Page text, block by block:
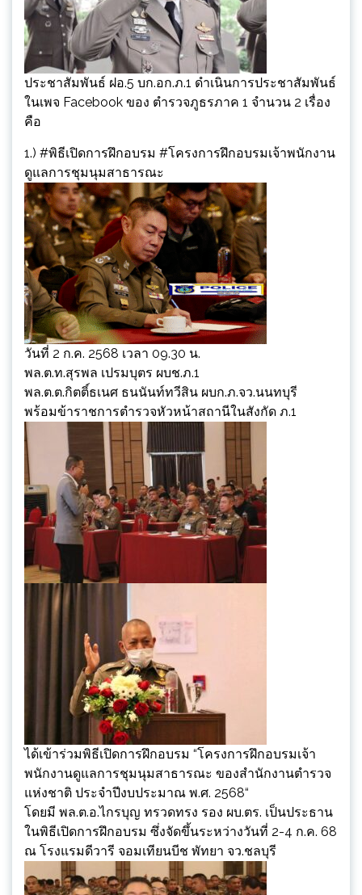
ประชาสัมพันธ์ ฝอ.5 บก.อก.ภ.1 ดำเนินการประชาสัมพันธ์
ในเพจ Facebook ของ ตำรวจภูธรภาค 1 จำนวน 2 เรื่อง
คือ
1.) #พิธีเปิดการฝึกอบรม #โครงการฝึกอบรมเจ้าพนักงาน
ดูแลการชุมนุมสาธารณะ
วันที่ 2 ก.ค. 2568 เวลา 09.30 น.
พล.ต.ท.สุรพล เปรมบุตร ผบช.ภ.1
พล.ต.ต.กิตติ์ธเนศ ธนนันท์ทวีสิน ผบก.ภ.จว.นนทบุรี
พร้อมข้าราชการตำรวจหัวหน้าสถานีในสังกัด ภ.1
ได้เข้าร่วมพิธีเปิดการฝึกอบรม “โครงการฝึกอบรมเจ้า
พนักงานดูแลการชุมนุมสาธารณะ ของสำนักงานตำรวจ
แห่งชาติ ประจำปีงบประมาณ พ.ศ. 2568“
โดยมี พล.ต.อ.ไกรบุญ ทรวดทรง รอง ผบ.ตร. เป็นประธาน
ในพิธีเปิดการฝึกอบรม ซึ่งจัดขึ้นระหว่างวันที่ 2-4 ก.ค. 68
ณ โรงแรมดีวารี จอมเทียนบีช พัทยา จว.ชลบุรี